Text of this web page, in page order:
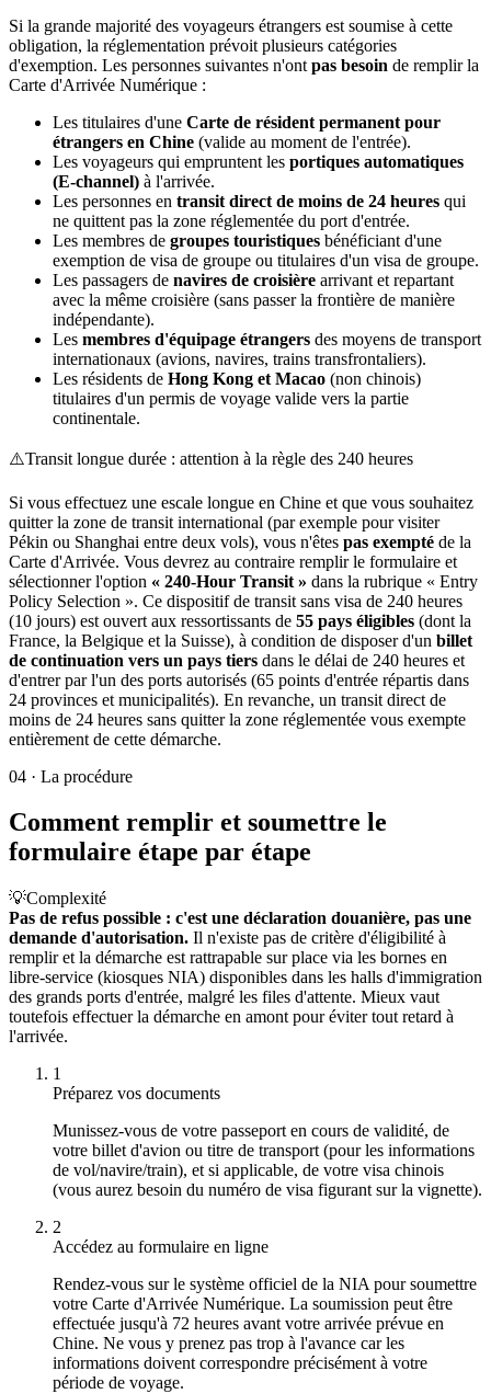
Si la grande majorité des voyageurs étrangers est soumise à cette
obligation, la réglementation prévoit plusieurs catégories
d'exemption. Les personnes suivantes n'ont pas besoin de remplir la
Carte d'Arrivée Numérique :
Les titulaires d'une Carte de résident permanent pour
étrangers en Chine (valide au moment de l'entrée).
Les voyageurs qui empruntent les portiques automatiques
(E-channel) à l'arrivée.
Les personnes en transit direct de moins de 24 heures qui
ne quittent pas la zone réglementée du port d'entrée.
Les membres de groupes touristiques bénéficiant d'une
exemption de visa de groupe ou titulaires d'un visa de groupe.
Les passagers de navires de croisière arrivant et repartant
avec la même croisière (sans passer la frontière de manière
indépendante).
Les membres d'équipage étrangers des moyens de transport
internationaux (avions, navires, trains transfrontaliers).
Les résidents de Hong Kong et Macao (non chinois)
titulaires d'un permis de voyage valide vers la partie
continentale.
⚠️Transit longue durée : attention à la règle des 240 heures
Si vous effectuez une escale longue en Chine et que vous souhaitez
quitter la zone de transit international (par exemple pour visiter
Pékin ou Shanghai entre deux vols), vous n'êtes pas exempté de la
Carte d'Arrivée. Vous devrez au contraire remplir le formulaire et
sélectionner l'option « 240-Hour Transit » dans la rubrique « Entry
Policy Selection ». Ce dispositif de transit sans visa de 240 heures
(10 jours) est ouvert aux ressortissants de 55 pays éligibles (dont la
France, la Belgique et la Suisse), à condition de disposer d'un billet
de continuation vers un pays tiers dans le délai de 240 heures et
d'entrer par l'un des ports autorisés (65 points d'entrée répartis dans
24 provinces et municipalités). En revanche, un transit direct de
moins de 24 heures sans quitter la zone réglementée vous exempte
entièrement de cette démarche.
04 · La procédure
Comment remplir et soumettre le
formulaire étape par étape
💡Complexité
Pas de refus possible : c'est une déclaration douanière, pas une
demande d'autorisation. Il n'existe pas de critère d'éligibilité à
remplir et la démarche est rattrapable sur place via les bornes en
libre-service (kiosques NIA) disponibles dans les halls d'immigration
des grands ports d'entrée, malgré les files d'attente. Mieux vaut
toutefois effectuer la démarche en amont pour éviter tout retard à
l'arrivée.
1
Préparez vos documents
Munissez-vous de votre passeport en cours de validité, de
votre billet d'avion ou titre de transport (pour les informations
de vol/navire/train), et si applicable, de votre visa chinois
(vous aurez besoin du numéro de visa figurant sur la vignette).
2
Accédez au formulaire en ligne
Rendez-vous sur le système officiel de la NIA pour soumettre
votre Carte d'Arrivée Numérique. La soumission peut être
effectuée jusqu'à 72 heures avant votre arrivée prévue en
Chine. Ne vous y prenez pas trop à l'avance car les
informations doivent correspondre précisément à votre
période de voyage.